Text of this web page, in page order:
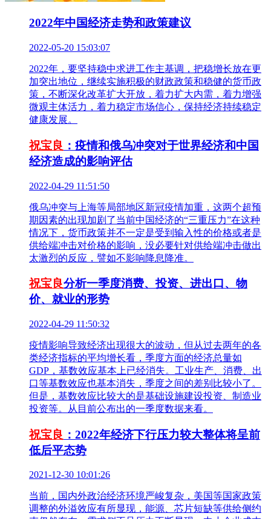
2022年中国经济走势和政策建议
2022-05-20 15:03:07
2022年，要坚持稳中求进工作主基调，把稳增长放在更
加突出地位，继续实施积极的财政政策和稳健的货币政
策，不断深化改革扩大开放，着力扩大内需，着力增强
微观主体活力，着力稳定市场信心，保持经济持续稳定
健康发展。
祝宝良 ：疫情和俄乌冲突对于世界经济和中国
经济造成的影响评估
2022-04-29 11:51:50
俄乌冲突与上海等局部地区新冠疫情加重，这两个超预
期因素的出现加剧了当前中国经济的“三重压力”在这种
情况下，货币政策并不一定是受到输入性的价格或者是
供给端冲击对价格的影响，没必要针对供给端冲击做出
太激烈的反应，譬如不影响降息降准。
祝宝良分析一季度消费、投资、进出口、物
价、就业的形势
2022-04-29 11:50:32
疫情影响导致经济出现很大的波动，但从过去两年的各
类经济指标的平均增长看，季度方面的经济总量如
GDP，基数效应基本上已经消失。工业生产、消费、出
口等基数效应也基本消失，季度之间的差别比较小了。
但是，基数效应比较大的是基础设施建设投资、制造业
投资等。从目前公布出的一季度数据来看。
祝宝良 ：2022年经济下行压力较大整体将呈前
低后平态势
2021-12-30 10:01:26
当前，国内外政治经济环境严峻复杂，美国等国家政策
调整的外溢效应有所显现，能源、芯片短缺等供给侧约